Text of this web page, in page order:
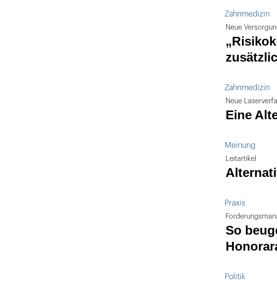
Zahnmedizin
Neue
Zahnmedizin
Neue
Eine
Meinung
Leitartikel
Praxis
So
Politik